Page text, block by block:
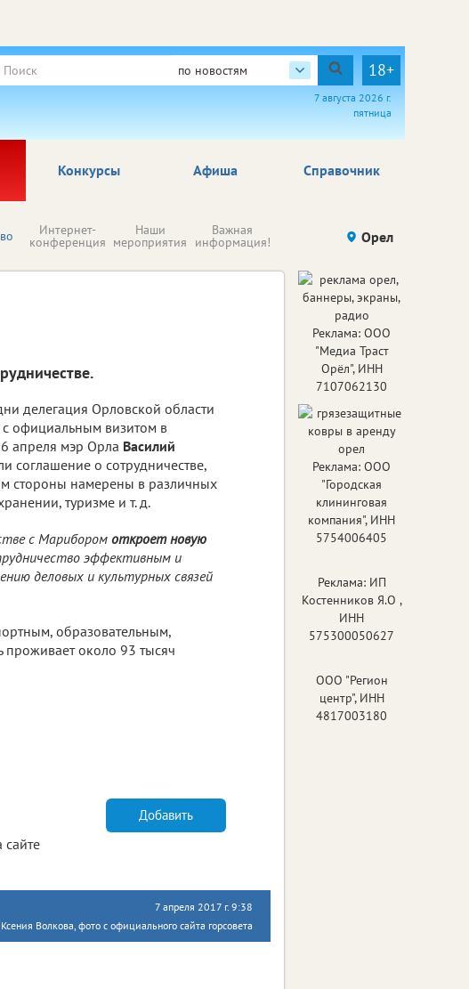
по новостям 18+
7 августа 2026 г.
пятница
Афиша Справочник
Конкурсы
Интернет-
конференция
Наши
мероприятия
Важная
информация! Происшествия Здоровье
Орел
делегация Орловской области
с официальным визитом в
апреля мэр Орла Василий
соглашение о сотрудничестве,
стороны намерены в различных
туризме и т. д.
с Мариборомоткроет новую
эффективным и
деловых и культурных связей
образовательным,
проживает около 93 тысяч
Добавить
7 апреля 2017 г. 9:38
Волкова, фото с официального сайта горсовета
Реклама: ООО
"Медиа Траст
Орёл", ИНН
7107062130
Реклама: ООО
"Городская
клининговая
компания", ИНН
5754006405
Реклама: ИП
Костенников Я.О ,
ИНН
575300050627
ООО "Регион
центр", ИНН
4817003180